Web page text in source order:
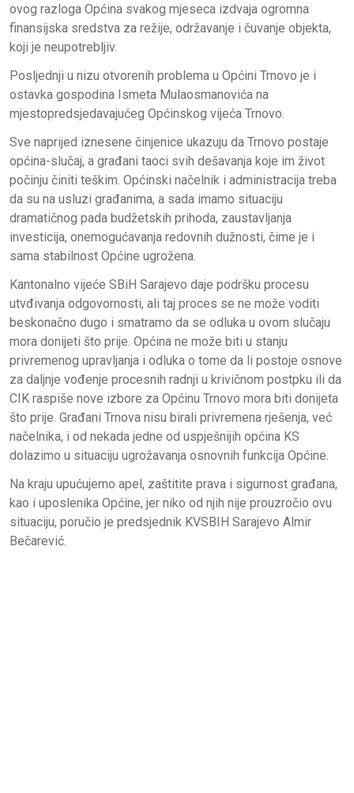
ovog razloga Općina svakog mjeseca izdvaja ogromna
finansijska sredstva za režije, održavanje i čuvanje objekta,
koji je neupotrebljiv.
Posljednji u nizu otvorenih problema u Općini Trnovo je i
ostavka gospodina Ismeta Mulaosmanovića na
mjestopredsjedavajućeg Općinskog vijeća Trnovo.
Sve naprijed iznesene činjenice ukazuju da Trnovo postaje
općina-slučaj, a građani taoci svih dešavanja koje im život
počinju činiti teškim. Općinski načelnik i administracija treba
da su na usluzi građanima, a sada imamo situaciju
dramatičnog pada budžetskih prihoda, zaustavljanja
investicija, onemogućavanja redovnih dužnosti, čime je i
sama stabilnost Općine ugrožena.
Kantonalno vijeće SBiH Sarajevo daje podršku procesu
utvđivanja odgovornosti, ali taj proces se ne može voditi
beskonačno dugo i smatramo da se odluka u ovom slučaju
mora donijeti što prije. Općina ne može biti u stanju
privremenog upravljanja i odluka o tome da li postoje osnove
za daljnje vođenje procesnih radnji u krivičnom postpku ili da
CIK raspiše nove izbore za Općinu Trnovo mora biti donijeta
što prije. Građani Trnova nisu birali privremena rješenja, već
načelnika, i od nekada jedne od uspješnijih općina KS
dolazimo u situaciju ugrožavanja osnovnih funkcija Općine.
Na kraju upućujemo apel, zaštitite prava i sigurnost građana,
kao i uposlenika Općine, jer niko od njih nije prouzročio ovu
situaciju, poručio je predsjednik KVSBIH Sarajevo Almir
Bečarević.